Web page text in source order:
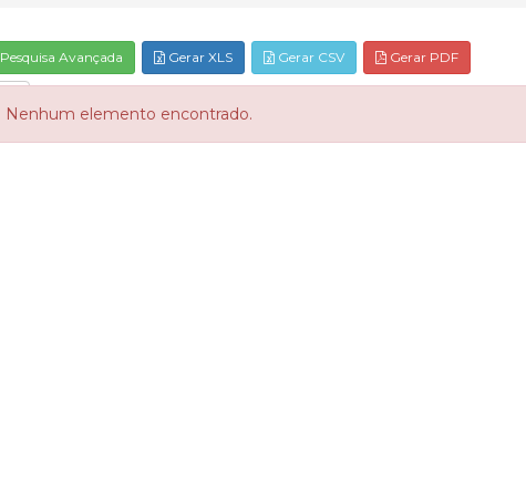
Pesquisa Avançada Gerar XLS Gerar CSV Gerar PDF
Nenhum elemento encontrado.